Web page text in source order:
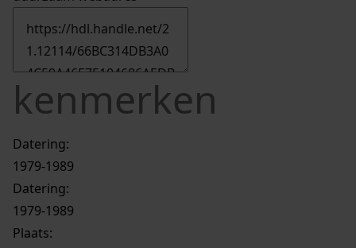
kenmerken
Datering:
1979-1989
Datering:
1979-1989
Plaats: